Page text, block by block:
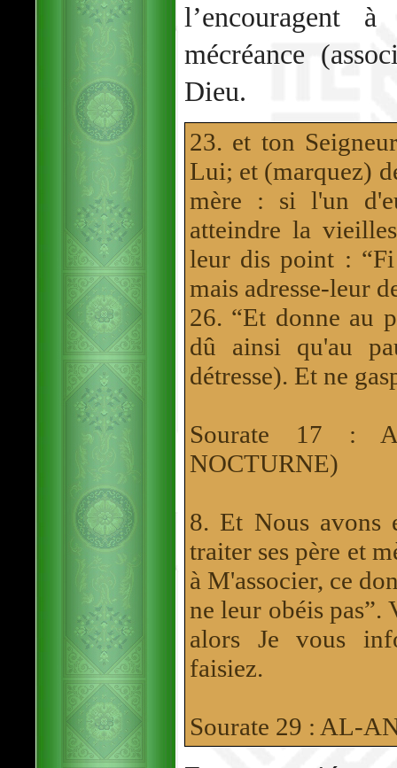
l’encouragent
mécréance
Dieu.
23. et ton
Lui; et (marquez)
mère : si l'un
atteindre la
leur dis point :
mais adresse-leur
26. “Et donne au
dû ainsi qu'au
détresse). Et ne
Sourate 17 :
NOCTURNE)
8. Et Nous avons
traiter ses père et
à M'associer, ce
ne leur obéis pas”.
alors Je vous
faisiez.
Sourate 29 : AL-